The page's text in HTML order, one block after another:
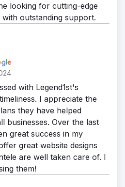
looking for cutting-edge
outstanding support.
with Legend1st's
I appreciate the
they have helped
businesses. Over the last
great success in my
great website designs
are well taken care of. I
them!